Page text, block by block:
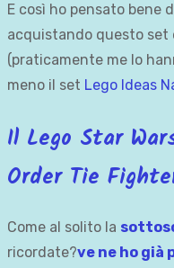
E così ho pensato bene
acquistando questo set
(praticamente me lo
meno il set Lego Ideas
Il Lego Star
Order Tie
Come al solito la
ricordate?ve ne ho già